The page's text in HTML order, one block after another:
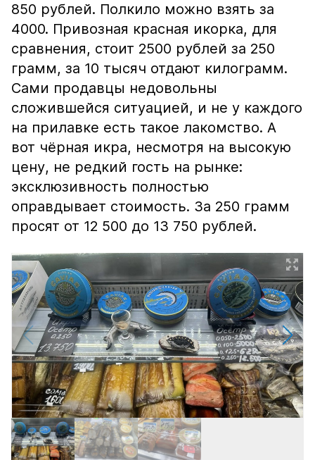
850 рублей. Полкило можно взять за
4000. Привозная красная икорка, для
сравнения, стоит 2500 рублей за 250
грамм, за 10 тысяч отдают килограмм.
Сами продавцы недовольны
сложившейся ситуацией, и не у каждого
на прилавке есть такое лакомство. А
вот чёрная икра, несмотря на высокую
цену, не редкий гость на рынке:
эксклюзивность полностью
оправдывает стоимость. За 250 грамм
просят от 12 500 до 13 750 рублей.